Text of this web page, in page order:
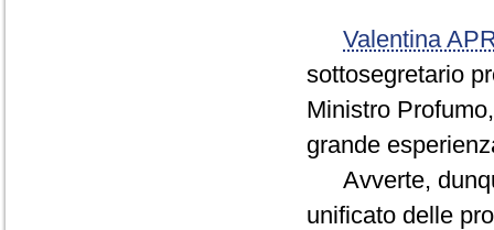
Valentina
sottosegretario
Ministro
grande
Avverte,
unificato delle